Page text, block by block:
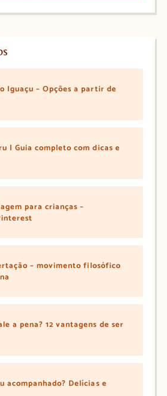
Iguaçu – Opções a partir de
| Guia completo com dicas e
para crianças –
– movimento filosófico
a pena? 12 vantagens de ser
acompanhado? Delícias e